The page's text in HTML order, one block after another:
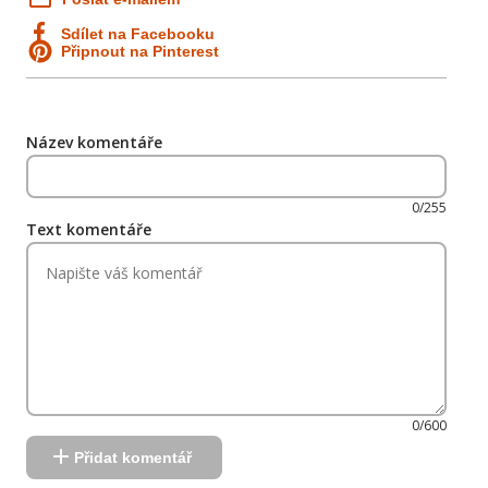
Sdílet na Facebooku
Připnout na Pinterest
Název komentáře
0/255
Text komentáře
0/600
Přidat komentář